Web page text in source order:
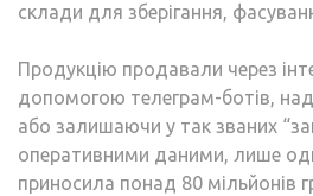
склади для зберігання,
Продукцію продавали через
допомогою телеграм-ботів,
або залишаючи у так званих
оперативними даними, лише
приносила понад 80 мільйонів